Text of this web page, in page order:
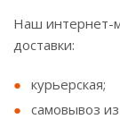
Наш интернет-
доставки:
курьерская;
самовывоз